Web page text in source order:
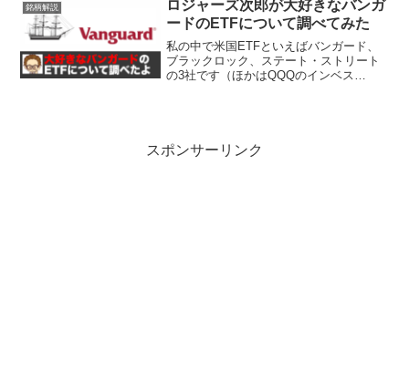
すすめの記事です最近クリー...
銘柄解説
ロジャーズ次郎が大好きなバンガ
ードのETFについて調べてみた
私の中で米国ETFといえばバンガード、
ブラックロック、ステート・ストリート
の3社です（ほかはQQQのインベス
スポンサーリンク